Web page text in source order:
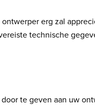
erg zal
technische
te geven aan uw